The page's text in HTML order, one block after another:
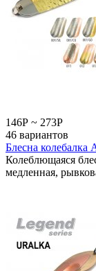
146Р ~ 273Р
46 вариантов
Блесна колебалка
Колеблющаяся
медленная,